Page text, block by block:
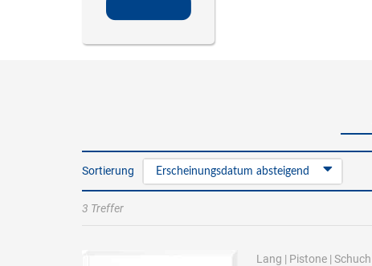
Sortierung Erscheinungsdatum absteigend
3 Treffer
Lang | Pistone| Schuch